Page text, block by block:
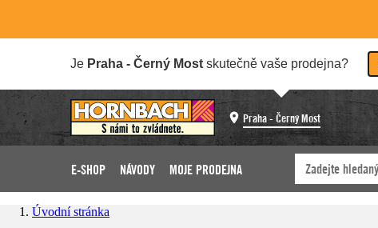
Je Praha - Černý Most skutečně vaše prodejna?
Praha - Černý Most
E-SHOP NÁVODY MOJE PRODEJNA
Úvodní stránka